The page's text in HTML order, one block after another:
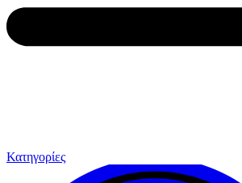
Κατηγορίες